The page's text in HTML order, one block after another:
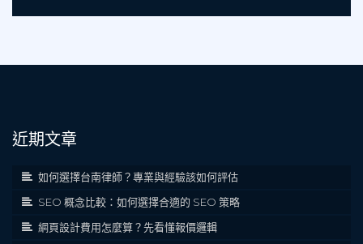
近期文章
如何選擇台南律師？專業與經驗該如何評估
SEO 概念比較：如何選擇合適的 SEO 策略
網頁設計費用怎麼算？先看懂報價邏輯